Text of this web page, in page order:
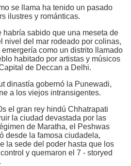
se llama ha tenido un pasado
ilustres y románticas.
habría sabido que una meseta de
nivel del mar rodeado por colinas,
como un distrito llamado
habitado por artistas y músicos
de Deccan a Delhi.
dinastía gobernó la Punewadi,
a los viejos intransigentes.
el gran rey hindú Chhatrapati
la ciudad devastada por las
de Maratha, el Peshwas
desde la famosa ciudadela,
la sede del poder hasta que los
y quemaron el 7 - storyed